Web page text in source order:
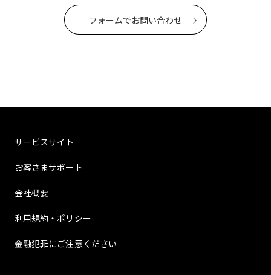
フォームでお問い合わせ
サービスサイト
お客さまサポート
会社概要
利用規約・ポリシー
金融犯罪にご注意ください